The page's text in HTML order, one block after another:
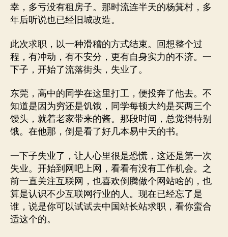
幸，多亏没有租房子。那时流连半天的杨箕村，多
年后听说也已经旧城改造。
此次求职，以一种滑稽的方式结束。回想整个过
程，有冲动，有不安分，更有自身实力的不济。一
下子，开始了流落街头，失业了。
东莞，高中的同学在这里打工，便投奔了他去。不
知道是因为穷还是饥饿，同学每顿大约是买两三个
馒头，就着老家带来的酱。那段时间，总觉得特别
饿。在他那，倒是看了好几本易中天的书。
一下子失业了，让人心里很是恐慌，这还是第一次
失业。开始到网吧上网，看看有没有工作机会。之
前一直关注互联网，也喜欢倒腾做个网站啥的，也
算是认识不少互联网行业的人。现在已经忘了是
谁，说是你可以试试去中国站长站求职，看你蛮合
适这个的。